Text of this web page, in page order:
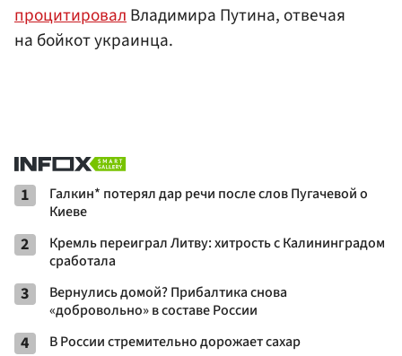
процитировалВладимира Путина, отвечая
на бойкот украинца.
1
Галкин* потерял дар речи после слов Пугачевой о
Киеве
2
Кремль переиграл Литву: хитрость с Калининградом
сработала
3
Вернулись домой? Прибалтика снова
«добровольно» в составе России
4 В России стремительно дорожает сахар